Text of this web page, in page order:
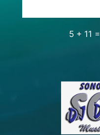
5 + 11 =